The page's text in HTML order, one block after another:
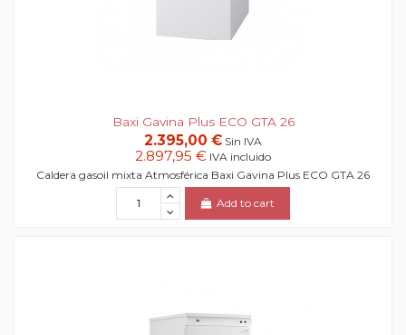
Baxi Gavina Plus ECO GTA 26
2.395,00 € Sin IVA
2.897,95 € IVA incluido
Caldera gasoil mixta Atmosférica Baxi Gavina Plus ECO GTA 26
Add to cart